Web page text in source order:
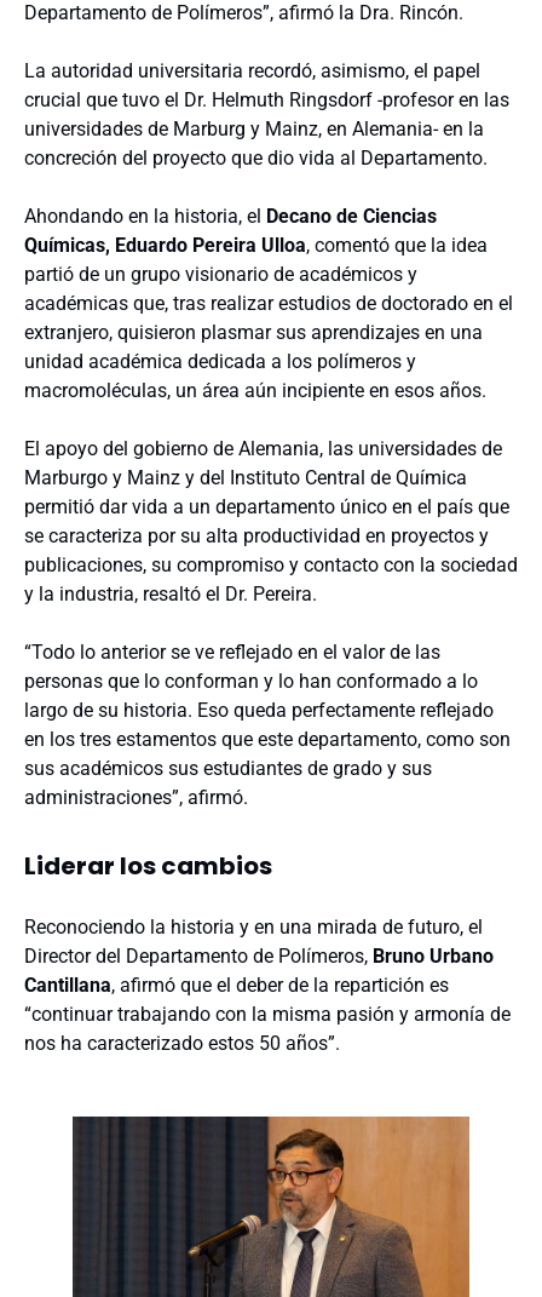
Departamento de Polímeros”, afirmó la Dra. Rincón.
La autoridad universitaria recordó, asimismo, el papel
crucial que tuvo el Dr. Helmuth Ringsdorf -profesor en las
universidades de Marburg y Mainz, en Alemania- en la
concreción del proyecto que dio vida al Departamento.
Ahondando en la historia, el Decano de Ciencias
Químicas, Eduardo Pereira Ulloa, comentó que la idea
partió de un grupo visionario de académicos y
académicas que, tras realizar estudios de doctorado en el
extranjero, quisieron plasmar sus aprendizajes en una
unidad académica dedicada a los polímeros y
macromoléculas, un área aún incipiente en esos años.
El apoyo del gobierno de Alemania, las universidades de
Marburgo y Mainz y del Instituto Central de Química
permitió dar vida a un departamento único en el país que
se caracteriza por su alta productividad en proyectos y
publicaciones, su compromiso y contacto con la sociedad
y la industria, resaltó el Dr. Pereira.
“Todo lo anterior se ve reflejado en el valor de las
personas que lo conforman y lo han conformado a lo
largo de su historia. Eso queda perfectamente reflejado
en los tres estamentos que este departamento, como son
sus académicos sus estudiantes de grado y sus
administraciones”, afirmó.
Liderar los cambios
Reconociendo la historia y en una mirada de futuro, el
Director del Departamento de Polímeros, Bruno Urbano
Cantillana, afirmó que el deber de la repartición es
“continuar trabajando con la misma pasión y armonía de
nos ha caracterizado estos 50 años”.